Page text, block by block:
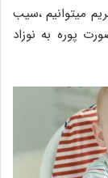
میتوانیم ،سیب
پوره به نوزاد